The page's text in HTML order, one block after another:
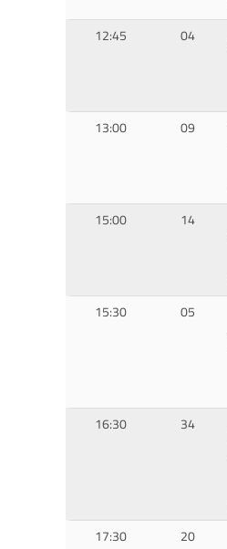
12:45 04
13:00 09
15:00 14
15:30 05
16:30 34
17:30 20